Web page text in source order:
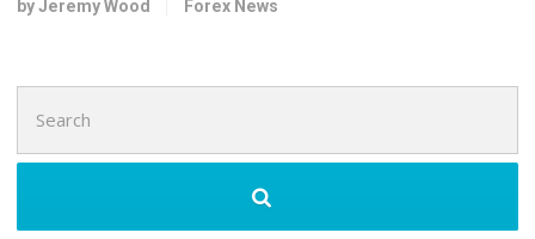
by Jeremy Wood Forex News
for: